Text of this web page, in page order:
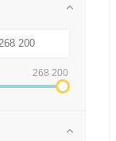
268 200